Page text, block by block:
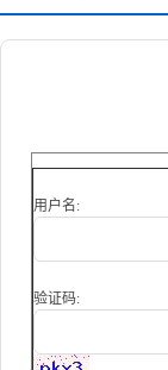
用户名:
验证码: